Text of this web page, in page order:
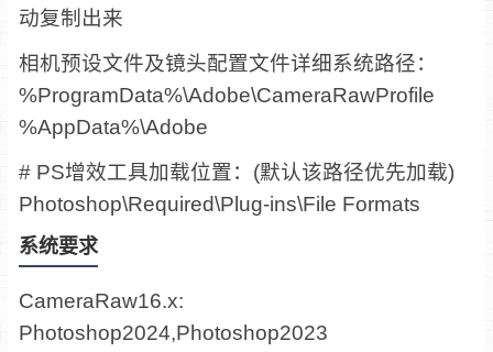
动复制出来
相机预设文件及镜头配置文件详细系统路径：
%ProgramData%\Adobe\CameraRawProfile
%AppData%\Adobe
# PS增效工具加载位置：(默认该路径优先加载)
Photoshop\Required\Plug-ins\File Formats
系统要求
CameraRaw16.x:
Photoshop2024,Photoshop2023